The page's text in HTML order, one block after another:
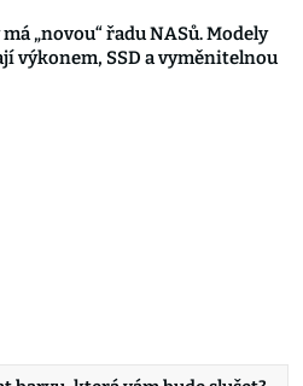
„novou“ řadu NASů. Modely
výkonem, SSD a vyměnitelnou